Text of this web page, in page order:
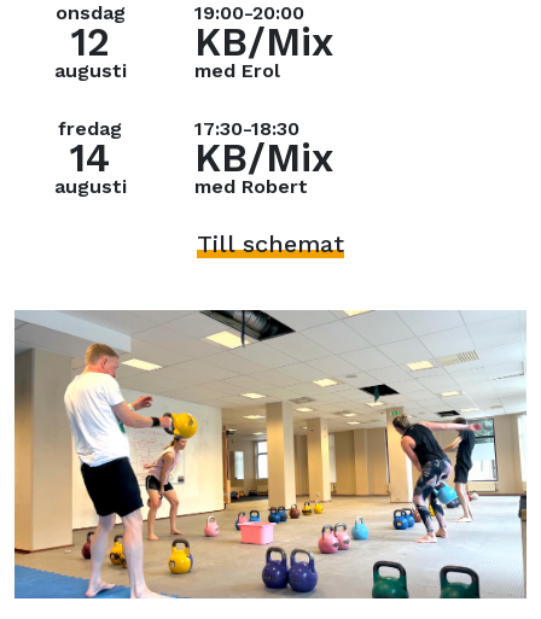
onsdag
12
augusti
19:00-20:00
KB/Mix
med Erol
fredag
14
augusti
17:30-18:30
KB/Mix
med Robert
Till schemat